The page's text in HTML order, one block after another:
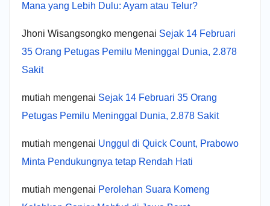
Mana yang Lebih Dulu: Ayam atau Telur?
Jhoni Wisangsongko mengenai Sejak 14 Februari
35 Orang Petugas Pemilu Meninggal Dunia, 2.878
Sakit
mutiah mengenai Sejak 14 Februari 35 Orang
Petugas Pemilu Meninggal Dunia, 2.878 Sakit
mutiah mengenai Unggul di Quick Count, Prabowo
Minta Pendukungnya tetap Rendah Hati
mutiah mengenai Perolehan Suara Komeng